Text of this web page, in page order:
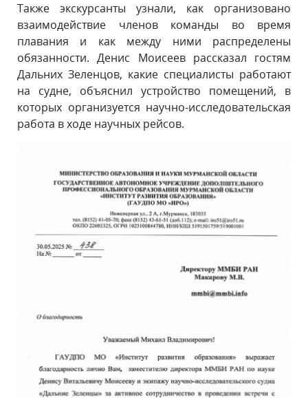
Также экскурсанты узнали, как организовано
взаимодействие членов команды во время
плавания и как между ними распределены
обязанности. Денис Моисеев рассказал гостям
Дальних Зеленцов, какие специалисты работают
на судне, объяснил устройство помещений, в
которых организуется научно-исследовательская
работа в ходе научных рейсов.